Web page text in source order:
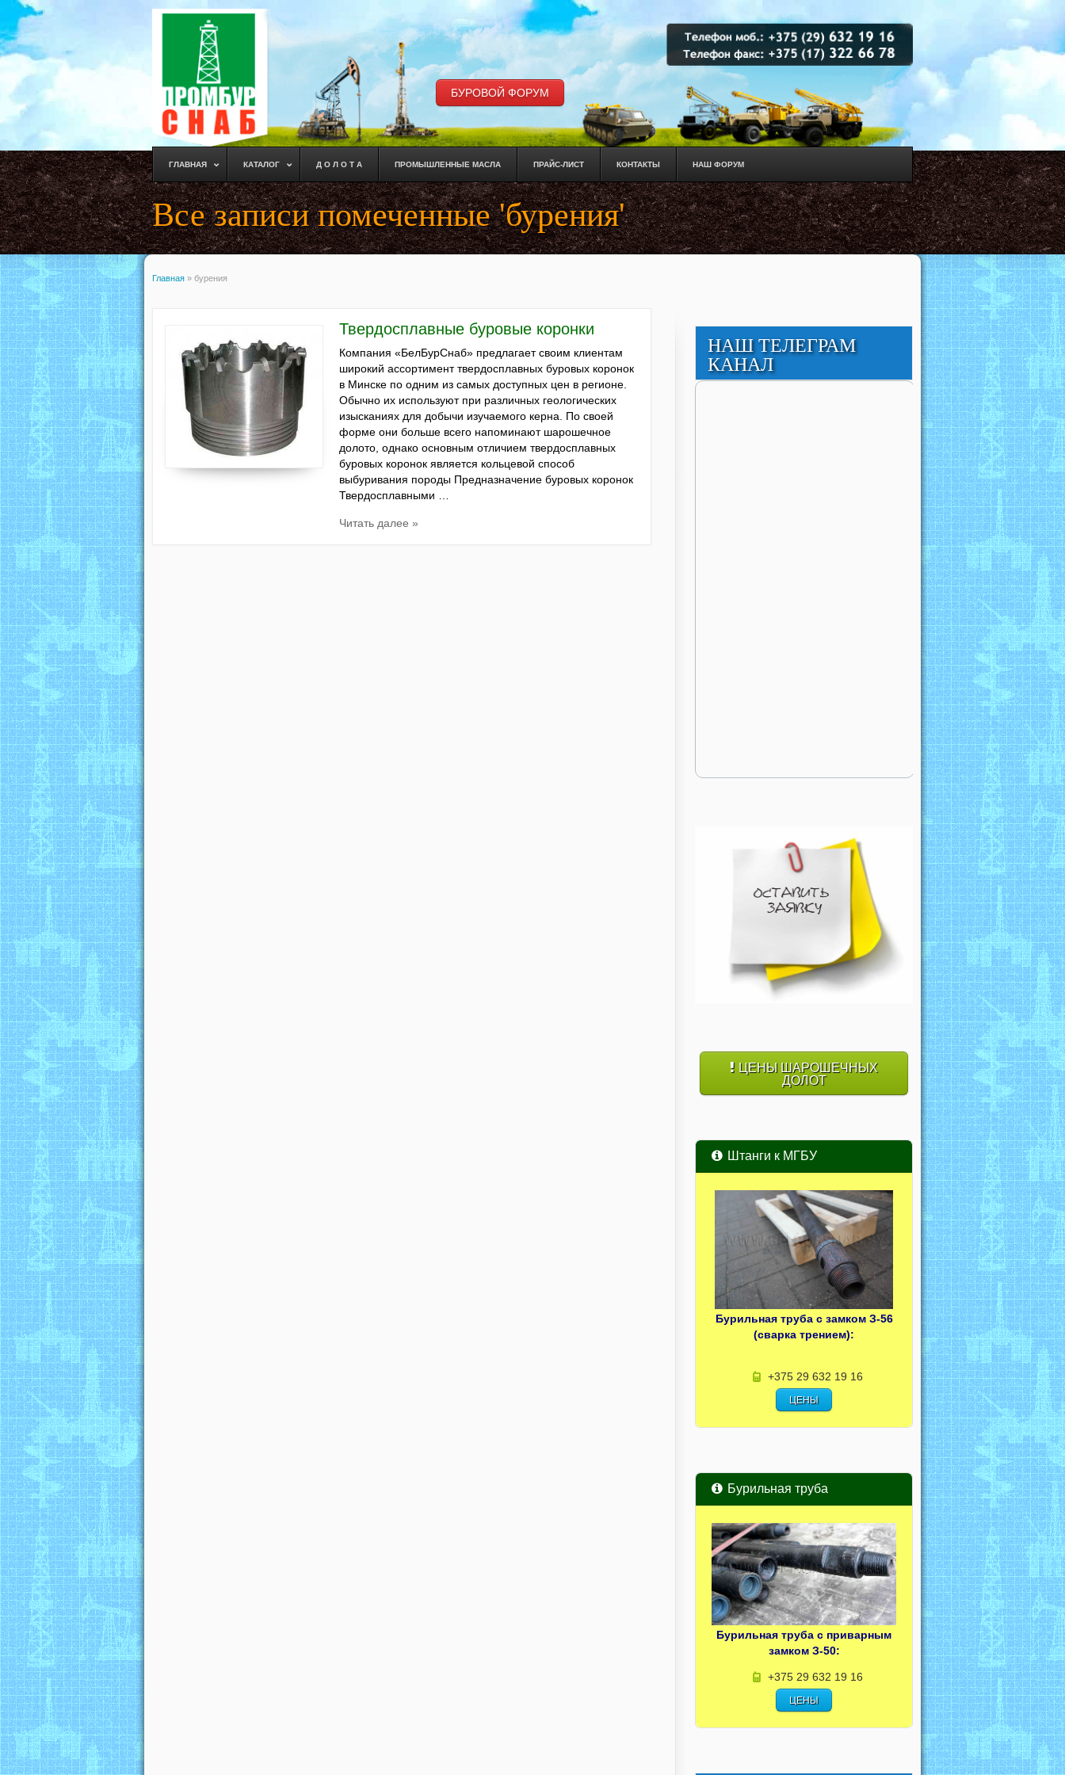
БУРОВОЙ ФОРУМ
ГЛАВНАЯ КАТАЛОГ Д О Л О Т А ПРОМЫШЛЕННЫЕ МАСЛА ПРАЙС-ЛИСТ КОНТАКТЫ НАШ ФОРУМ
Все записи помеченные 'бурения'
Главная » бурения
Твердосплавные буровые коронки
Компания «БелБурСнаб» предлагает своим клиентам
широкий ассортимент твердосплавных буровых коронок
в Минске по одним из самых доступных цен в регионе.
Обычно их используют при различных геологических
изысканиях для добычи изучаемого керна. По своей
форме они больше всего напоминают шарошечное
долото, однако основным отличием твердосплавных
буровых коронок является кольцевой способ
выбуривания породы Предназначение буровых коронок
Твердосплавными …
Читать далее »
НАШ ТЕЛЕГРАМ
КАНАЛ
ЦЕНЫ ШАРОШЕЧНЫХ
ДОЛОТ
Штанги к МГБУ
Бурильная труба с замком З-56
(сварка трением):
+375 29 632 19 16
ЦЕНЫ
Бурильная труба
Бурильная труба с приварным
замком З-50:
+375 29 632 19 16
ЦЕНЫ